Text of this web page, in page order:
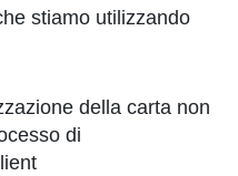
stiamo utilizzando
della carta non
di